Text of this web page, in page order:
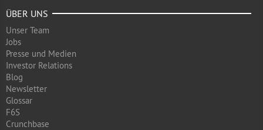
ÜBER UNS
Unser Team
Jobs
Presse und Medien
Investor Relations
Blog
Newsletter
Glossar
F6S
Crunchbase